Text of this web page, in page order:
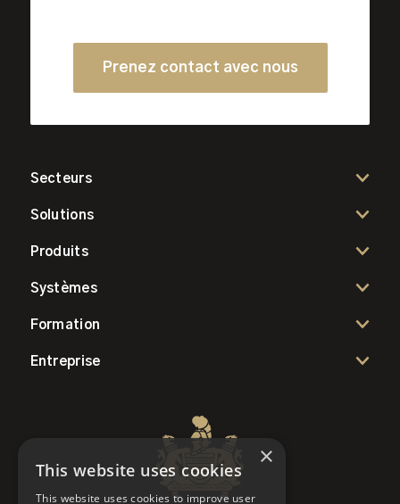
Prenez contact avec nous
Secteurs
Solutions
Produits
Systèmes
Formation
Entreprise
×
This website uses cookies
This website uses cookies to improve user